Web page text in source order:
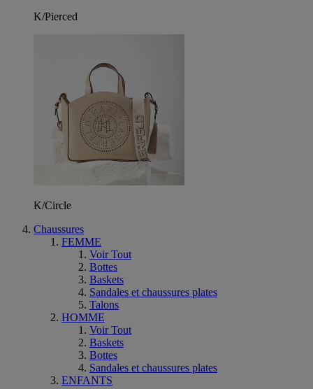
K/Pierced
K/Circle
Chaussures
FEMME
Voir Tout
Bottes
Baskets
Sandales et chaussures plates
Talons
HOMME
Voir Tout
Baskets
Bottes
Sandales et chaussures plates
ENFANTS